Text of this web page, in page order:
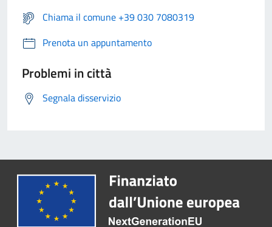
Chiama il comune +39 030 7080319
Prenota un appuntamento
Problemi in città
Segnala disservizio